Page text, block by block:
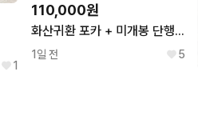
1
110,000원
화산귀환 포카 + 미개봉 단행본 + 청명 솜인형 깨찰떡묭
1일 전 5